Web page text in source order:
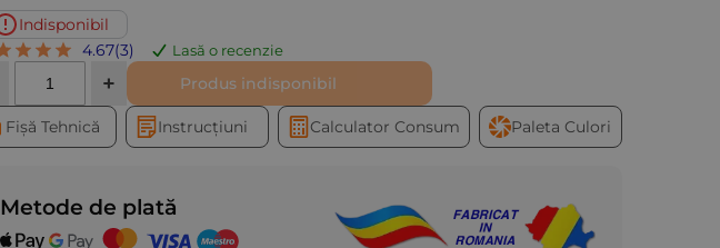
Indisponibil
4.67(3) Lasă o recenzie
+ Produs indisponibil
Fișă Tehnică Instrucțiuni Calculator Consum Paleta Culori
Metode de plată